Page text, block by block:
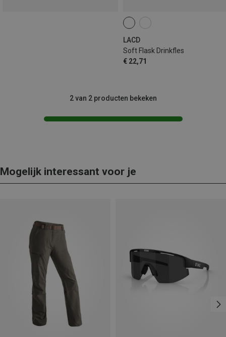
LACD
Soft Flask Drinkfles
€ 22,71
2 van 2 producten bekeken
Mogelijk interessant voor je